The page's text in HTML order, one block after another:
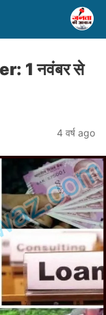
1 नवंबर से
4 वर्ष ago